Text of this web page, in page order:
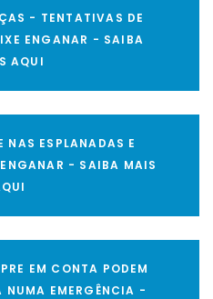
- TENTATIVAS DE
ENGANAR - SAIBA
AQUI
ESPLANADAS E
- SAIBA MAIS
EM CONTA PODEM
EMERGÊNCIA -